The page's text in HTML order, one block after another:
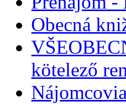
Obecná
kötelező